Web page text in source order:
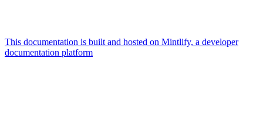
This documentation is built and hosted on Mintlify, a developer
documentation platform